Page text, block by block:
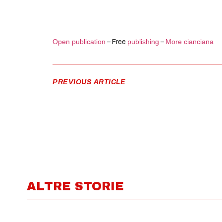
Open publication – Free publishing – More cianciana
PREVIOUS ARTICLE
ALTRE STORIE